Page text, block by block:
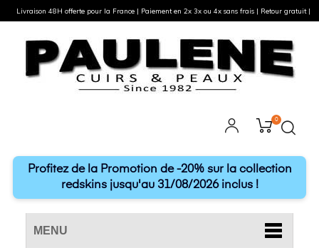
0
Profitez de la Promotion de -20% sur la collection
redskins jusqu'au 31/08/2026 inclus !
MENU
Livraison 48H offerte pour la France | Paiement en 2x 3x ou 4x sans frais | Retour gratuit |